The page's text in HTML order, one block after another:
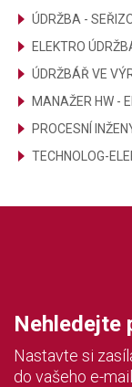
ÚDRŽBA -
ELEKTRO
ÚDRŽBÁŘ VE
MANAŽER HW -
PROCESNÍ
TECHNOLOG-
Nehledejte
Nastavte si
do vašeho e-